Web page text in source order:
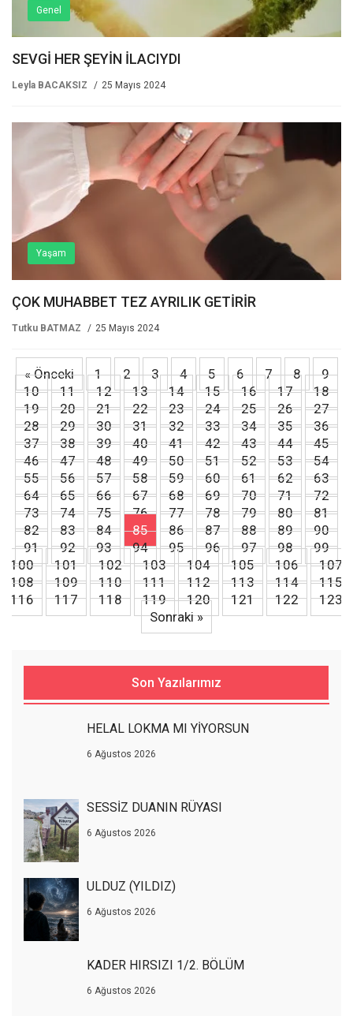
Genel
SEVGİ HER ŞEYİN İLACIYDI
Leyla BACAKSIZ 25 Mayıs 2024
Yaşam
ÇOK MUHABBET TEZ AYRILIK GETİRİR
Tutku BATMAZ 25 Mayıs 2024
« Önceki 1 2 3 4 5 6 7 8
9
10
11 12 13 14 15 16 17
18
19
20 21 22 23 24 25 26
27
28
29 30 31 32 33 34 35
36
37
38 39 40 41 42 43 44
45
46
47 48 49 50 51 52 53
54
55
56 57 58 59 60 61 62
63
64
65 66 67 68 69 70 71
72
73
74 75 76 77 78 79 80
81
82
83 84 85 86 87 88 89
90
91
92 93 94 95 96 97 98
99
100
101 102 103 104 105 106
107
108
109 110 111 112 113 114
115
116
117 118 119 120 121 122
123
Sonraki »
Son Yazılarımız
HELAL LOKMA MI YİYORSUN
6 Ağustos 2026
SESSİZ DUANIN RÜYASI
6 Ağustos 2026
ULDUZ (YILDIZ)
6 Ağustos 2026
KADER HIRSIZI 1/2. BÖLÜM
6 Ağustos 2026